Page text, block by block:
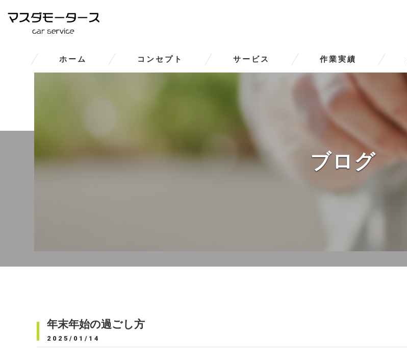
ホーム コンセプト サービス 作業実績
ブログ
年末年始の過ごし方
2025/01/14